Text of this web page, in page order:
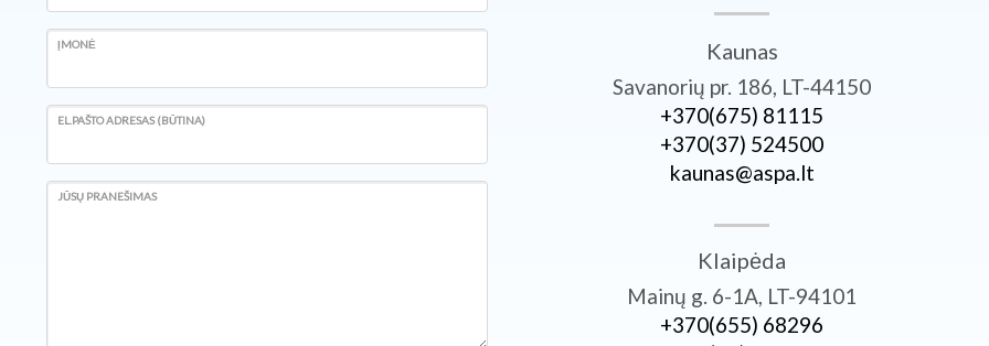
ĮMONĖ
EL.PAŠTO ADRESAS (BŪTINA)
JŪSŲ PRANEŠIMAS
Kaunas
Savanorių pr. 186, LT-44150
+370­(675) 81115
+370­(37) 524500
kaunas@aspa.lt
Klaipėda
Mainų g. 6-1A, LT-94101
+370­(655) 68296